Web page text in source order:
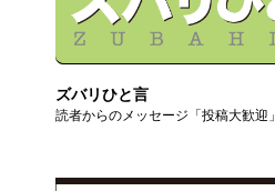
ズバリひと言
読者からのメッセージ「投稿大歓迎」